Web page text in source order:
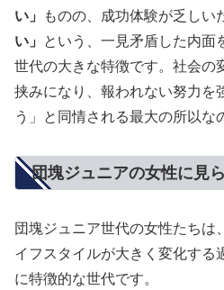
い」 ものの、成功体験が乏しい
い」
という、一見矛盾した内面
世代の大きな特徴です。社会の
挟みになり、報われない努力を
う」と同情される最大の所以な
団塊ジュニアの女性に見
団塊ジュニア世代の女性たちは
イフスタイルが大きく変化する
に特徴的な世代です。